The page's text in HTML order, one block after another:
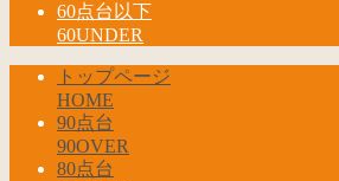
60点台以下
60UNDER
トップページ
HOME
90点台
90OVER
80点台